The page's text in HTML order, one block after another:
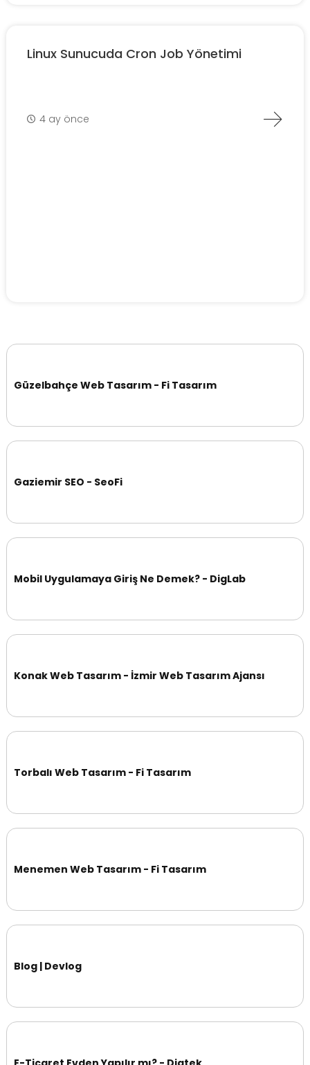
Linux Sunucuda Cron Job Yönetimi
4 ay önce
Güzelbahçe Web Tasarım - Fi Tasarım
Gaziemir SEO - SeoFi
Mobil Uygulamaya Giriş Ne Demek? - DigLab
Konak Web Tasarım - İzmir Web Tasarım Ajansı
Torbalı Web Tasarım - Fi Tasarım
Menemen Web Tasarım - Fi Tasarım
Blog | Devlog